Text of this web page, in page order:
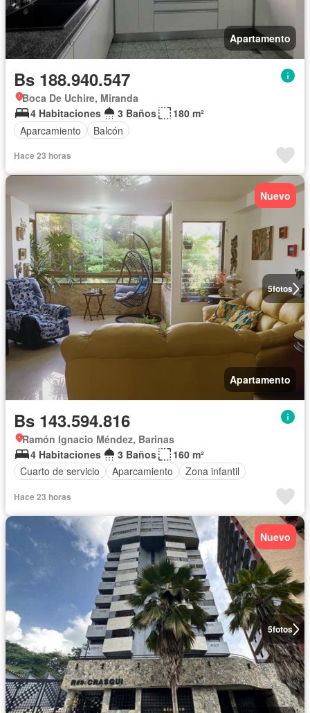
Apartamento
Bs 188.940.547
Boca De Uchire, Miranda
4 Habitaciones
3 Baños
180 m²
Aparcamiento
Balcón
Hace 23 horas
5fotos
Nuevo
Apartamento
Bs 143.594.816
Ramón Ignacio Méndez, Barinas
4 Habitaciones
3 Baños
160 m²
Cuarto de servicio
Aparcamiento Zona infantil
Hace 23 horas
5fotos
Nuevo